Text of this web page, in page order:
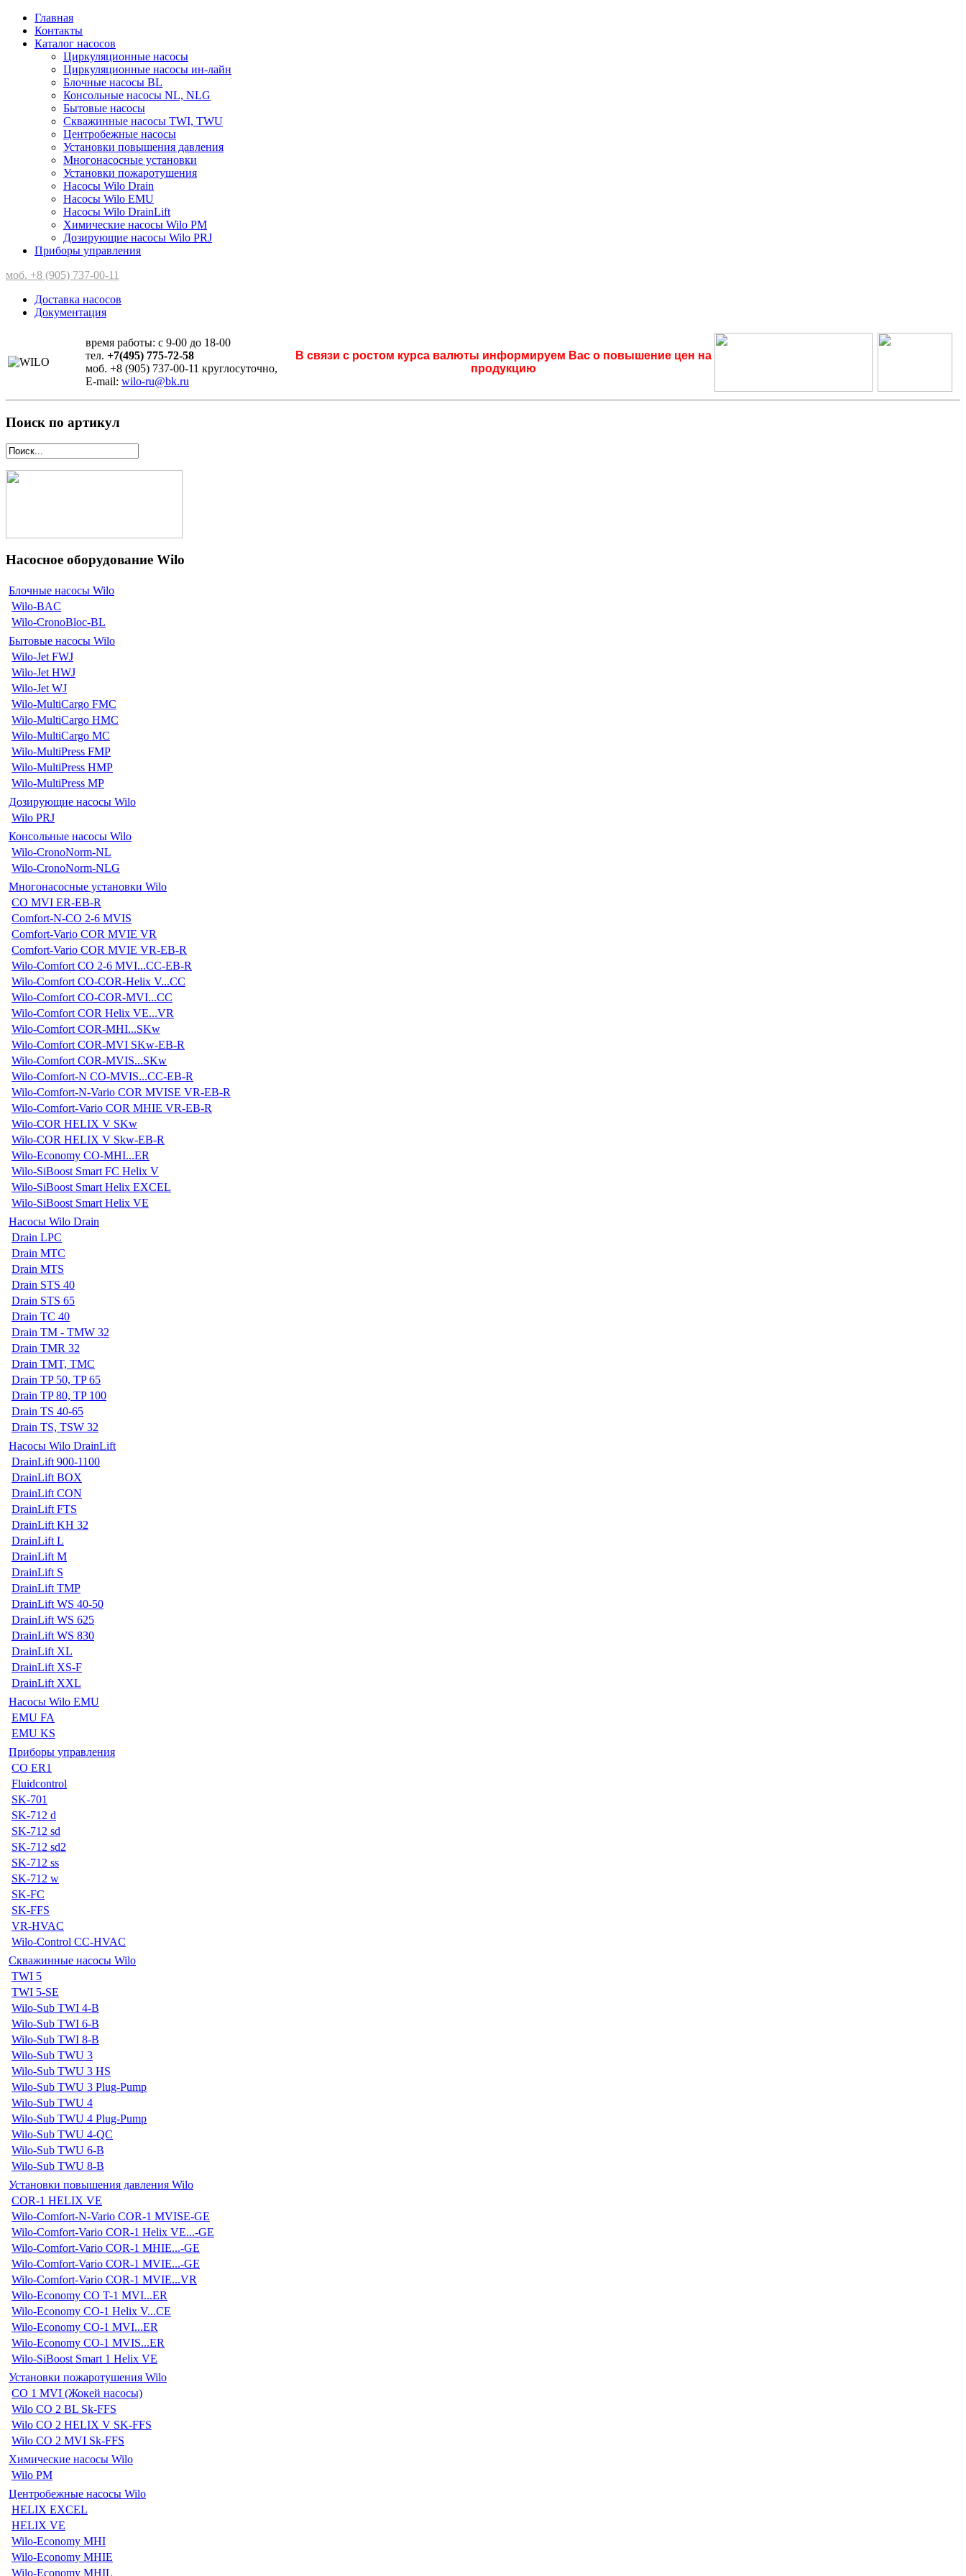
Главная
Контакты
Каталог насосов
Циркуляционные насосы
Циркуляционные насосы ин-лайн
Блочные насосы BL
Консольные насосы NL, NLG
Бытовые насосы
Скважинные насосы TWI, TWU
Центробежные насосы
Установки повышения давления
Многонасосные установки
Установки пожаротушения
Насосы Wilo Drain
Насосы Wilo EMU
Насосы Wilo DrainLift
Химические насосы Wilo PM
Дозирующие насосы Wilo PRJ
Приборы управления
моб. +8 (905) 737-00-11
Доставка насосов
Документация
время работы: с 9-00 до 18-00
тел. +7(495) 775-72-58
моб. +8 (905) 737-00-11 круглосуточно,
E-mail: wilo-ru@bk.ru
В связи с ростом курса валюты информируем Вас о повышение цен на
продукцию
Поиск по артикул
Насосное оборудование Wilo
Блочные насосы Wilo
Wilo-BAC
Wilo-CronoBloc-BL
Бытовые насосы Wilo
Wilo-Jet FWJ
Wilo-Jet HWJ
Wilo-Jet WJ
Wilo-MultiCargo FMC
Wilo-MultiCargo HMC
Wilo-MultiCargo MC
Wilo-MultiPress FMP
Wilo-MultiPress HMP
Wilo-MultiPress MP
Дозирующие насосы Wilo
Wilo PRJ
Консольные насосы Wilo
Wilo-CronoNorm-NL
Wilo-CronoNorm-NLG
Многонасосные установки Wilo
CO MVI ER-EB-R
Comfort-N-CO 2-6 MVIS
Comfort-Vario COR MVIE VR
Comfort-Vario COR MVIE VR-EB-R
Wilo-Comfort CO 2-6 MVI...CC-EB-R
Wilo-Comfort CO-COR-Helix V...CC
Wilo-Comfort CO-COR-MVI...CC
Wilo-Comfort COR Helix VE...VR
Wilo-Comfort COR-MHI...SKw
Wilo-Comfort COR-MVI SKw-EB-R
Wilo-Comfort COR-MVIS...SKw
Wilo-Comfort-N CO-MVIS...CC-EB-R
Wilo-Comfort-N-Vario COR MVISE VR-EB-R
Wilo-Comfort-Vario COR MHIE VR-EB-R
Wilo-COR HELIX V SKw
Wilo-COR HELIX V Skw-EB-R
Wilo-Economy CO-MHI...ER
Wilo-SiBoost Smart FC Helix V
Wilo-SiBoost Smart Helix EXCEL
Wilo-SiBoost Smart Helix VE
Насосы Wilo Drain
Drain LPC
Drain MTC
Drain MTS
Drain STS 40
Drain STS 65
Drain TC 40
Drain TM - TMW 32
Drain TMR 32
Drain TMT, TMC
Drain TP 50, TP 65
Drain TP 80, TP 100
Drain TS 40-65
Drain TS, TSW 32
Насосы Wilo DrainLift
DrainLift 900-1100
DrainLift BOX
DrainLift CON
DrainLift FTS
DrainLift KH 32
DrainLift L
DrainLift M
DrainLift S
DrainLift TMP
DrainLift WS 40-50
DrainLift WS 625
DrainLift WS 830
DrainLift XL
DrainLift XS-F
DrainLift XXL
Насосы Wilo EMU
EMU FA
EMU KS
Приборы управления
CO ER1
Fluidcontrol
SK-701
SK-712 d
SK-712 sd
SK-712 sd2
SK-712 ss
SK-712 w
SK-FC
SK-FFS
VR-HVAC
Wilo-Control CC-HVAC
Скважинные насосы Wilo
TWI 5
TWI 5-SE
Wilo-Sub TWI 4-B
Wilo-Sub TWI 6-B
Wilo-Sub TWI 8-B
Wilo-Sub TWU 3
Wilo-Sub TWU 3 HS
Wilo-Sub TWU 3 Plug-Pump
Wilo-Sub TWU 4
Wilo-Sub TWU 4 Plug-Pump
Wilo-Sub TWU 4-QC
Wilo-Sub TWU 6-B
Wilo-Sub TWU 8-B
Установки повышения давления Wilo
COR-1 HELIX VE
Wilo-Comfort-N-Vario COR-1 MVISE-GE
Wilo-Comfort-Vario COR-1 Helix VE...-GE
Wilo-Comfort-Vario COR-1 MHIE...-GE
Wilo-Comfort-Vario COR-1 MVIE...-GE
Wilo-Comfort-Vario COR-1 MVIE...VR
Wilo-Economy CO T-1 MVI...ER
Wilo-Economy CO-1 Helix V...CE
Wilo-Economy CO-1 MVI...ER
Wilo-Economy CO-1 MVIS...ER
Wilo-SiBoost Smart 1 Helix VE
Установки пожаротушения Wilo
CO 1 MVI (Жокей насосы)
Wilo CO 2 BL Sk-FFS
Wilo CO 2 HELIX V SK-FFS
Wilo CO 2 MVI Sk-FFS
Химические насосы Wilo
Wilo PM
Центробежные насосы Wilo
HELIX EXCEL
HELIX VE
Wilo-Economy MHI
Wilo-Economy MHIE
Wilo-Economy MHIL